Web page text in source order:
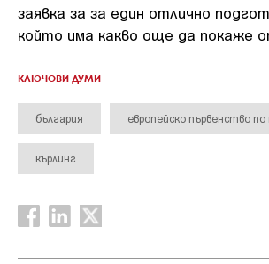
заявка за за един отлично
който има какво още да покаже
КЛЮЧОВИ ДУМИ
българия европейско първенство по
кърлинг